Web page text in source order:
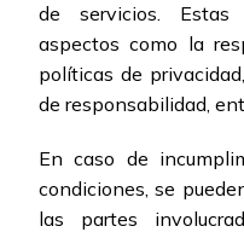
de servicios. Estas
aspectos como la
políticas de
de responsabilidad,
En caso de
condiciones, se
las partes